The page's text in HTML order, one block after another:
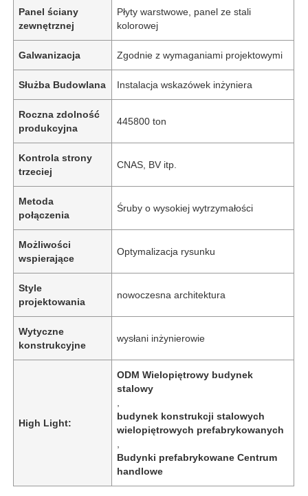
Panel ściany
zewnętrznej
Płyty warstwowe, panel ze stali
kolorowej
Galwanizacja Zgodnie z wymaganiami projektowymi
Służba Budowlana Instalacja wskazówek inżyniera
Roczna zdolność
produkcyjna
445800 ton
Kontrola strony
trzeciej
CNAS, BV itp.
Metoda
połączenia
Śruby o wysokiej wytrzymałości
Możliwości
wspierające
Optymalizacja rysunku
Style
projektowania
nowoczesna architektura
Wytyczne
konstrukcyjne
wysłani inżynierowie
High Light:
ODM Wielopiętrowy budynek
stalowy
budynek konstrukcji stalowych
wielopiętrowych prefabrykowanych
Budynki prefabrykowane Centrum
handlowe